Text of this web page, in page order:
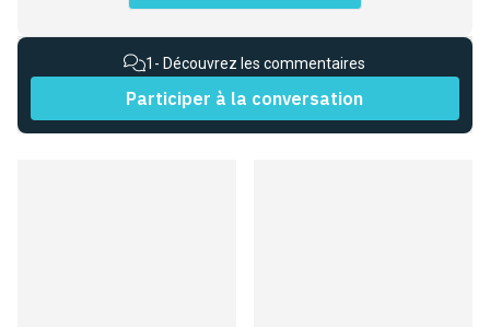
1 - Découvrez les commentaires
Participer à la conversation